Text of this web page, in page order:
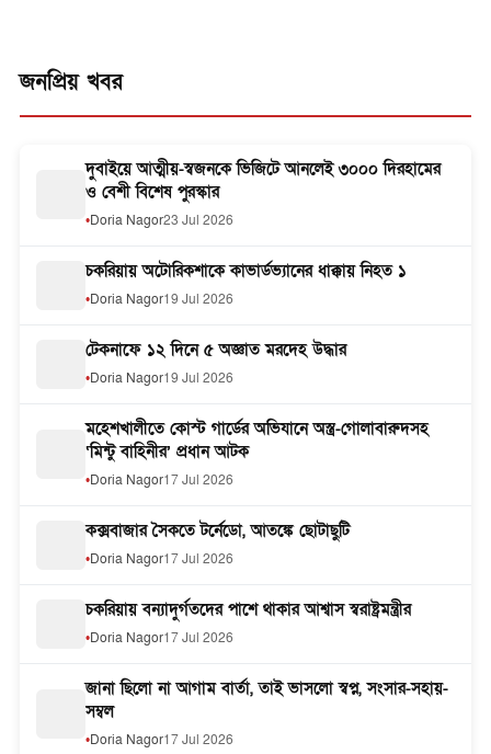
জনপ্রিয় খবর
দুবাইয়ে আত্মীয়-স্বজনকে ভিজিটে আনলেই ৩০০০ দিরহামের
ও বেশী বিশেষ পুরস্কার
Doria Nagor23 Jul 2026
চকরিয়ায় অটোরিকশাকে কাভার্ডভ্যানের ধাক্কায় নিহত ১
Doria Nagor19 Jul 2026
টেকনাফে ১২ দিনে ৫ অজ্ঞাত মরদেহ উদ্ধার
Doria Nagor19 Jul 2026
মহেশখালীতে কোস্ট গার্ডের অভিযানে অস্ত্র-গোলাবারুদসহ
‘মিন্টু বাহিনীর’ প্রধান আটক
Doria Nagor17 Jul 2026
কক্সবাজার সৈকতে টর্নেডো, আতঙ্কে ছোটাছুটি
Doria Nagor17 Jul 2026
চকরিয়ায় বন্যাদুর্গতদের পাশে থাকার আশ্বাস স্বরাষ্ট্রমন্ত্রীর
Doria Nagor17 Jul 2026
জানা ছিলো না আগাম বার্তা, তাই ভাসলো স্বপ্ন, সংসার-সহায়-
সম্বল
Doria Nagor17 Jul 2026